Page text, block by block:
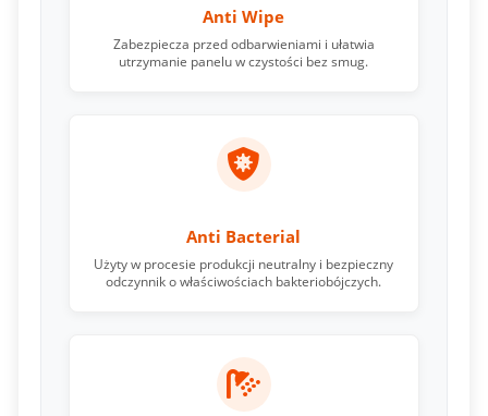
Anti Wipe
Zabezpiecza przed odbarwieniami i ułatwia
utrzymanie panelu w czystości bez smug.
Anti Bacterial
Użyty w procesie produkcji neutralny i bezpieczny
odczynnik o właściwościach bakteriobójczych.